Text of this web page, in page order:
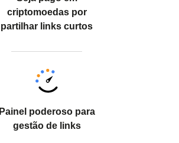
criptomoedas por
partilhar links curtos
Painel poderoso para
gestão de links